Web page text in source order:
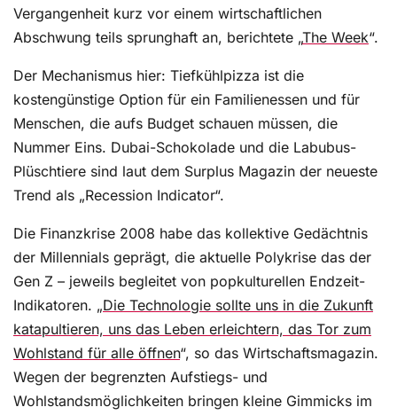
Vergangenheit kurz vor einem wirtschaftlichen
Abschwung teils sprunghaft an, berichtete „The Week“.
Der Mechanismus hier: Tiefkühlpizza ist die
kostengünstige Option für ein Familienessen und für
Menschen, die aufs Budget schauen müssen, die
Nummer Eins. Dubai-Schokolade und die Labubus-
Plüschtiere sind laut dem Surplus Magazin der neueste
Trend als „Recession Indicator“.
Die Finanzkrise 2008 habe das kollektive Gedächtnis
der Millennials geprägt, die aktuelle Polykrise das der
Gen Z – jeweils begleitet von popkulturellen Endzeit-
Indikatoren. „Die Technologie sollte uns in die Zukunft
katapultieren, uns das Leben erleichtern, das Tor zum
Wohlstand für alle öffnen“, so das Wirtschaftsmagazin.
Wegen der begrenzten Aufstiegs- und
Wohlstandsmöglichkeiten bringen kleine Gimmicks im